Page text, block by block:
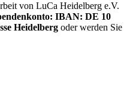
von LuCa Heidelberg e.V.
IBAN: DE 10
Heidelberg oder werden Sie